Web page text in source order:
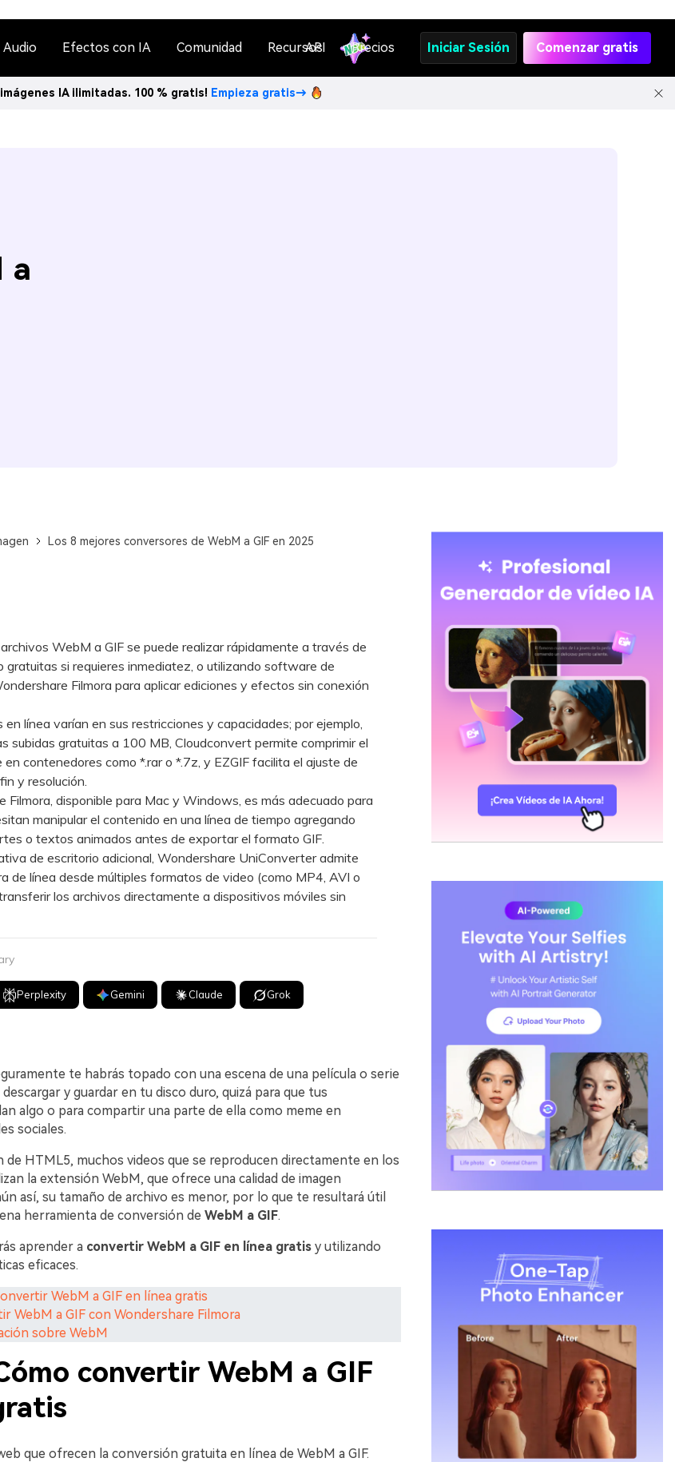
Audio Efectos con IA Comunidad Recursos
API Precios Iniciar Sesión Comenzar gratis
IA ilimitadas. 100 % gratis! Empieza gratis→
a
Los 8 mejores conversores de WebM a GIF en 2025
WebM a GIF se puede realizar rápidamente a través de
gratuitas si requieres inmediatez, o utilizando software de
Filmora para aplicar ediciones y efectos sin conexión
línea varían en sus restricciones y capacidades; por ejemplo,
subidas gratuitas a 100 MB, Cloudconvert permite comprimir el
contenedores como *.rar o *.7z, y EZGIF facilita el ajuste de
y resolución.
disponible para Mac y Windows, es más adecuado para
manipular el contenido en una línea de tiempo agregando
o textos animados antes de exportar el formato GIF.
de escritorio adicional, Wondershare UniConverter admite
de línea desde múltiples formatos de video (como MP4, AVI o
los archivos directamente a dispositivos móviles sin
Perplexity Gemini Claude Grok
te habrás topado con una escena de una película o serie
y guardar en tu disco duro, quizá para que tus
algo o para compartir una parte de ella como meme en
sociales.
de HTML5, muchos videos que se reproducen directamente en los
la extensión WebM, que ofrece una calidad de imagen
así, su tamaño de archivo es menor, por lo que te resultará útil
herramienta de conversión de WebM a GIF.
aprender a convertir WebM a GIF en línea gratisy utilizando
eficaces.
WebM a GIF en línea gratis
WebM a GIF con Wondershare Filmora
sobre WebM
convertir WebM a GIF
que ofrecen la conversión gratuita en línea de WebM a GIF.